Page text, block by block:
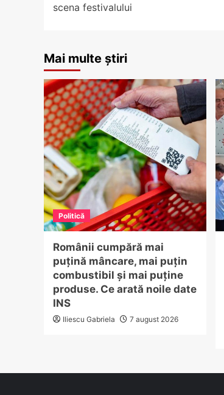
scena festivalului
Mai multe știri
Politică
Românii cumpără mai
puțină mâncare, mai puțin
combustibil și mai puține
produse. Ce arată noile date
INS
Iliescu Gabriela 7 august 2026